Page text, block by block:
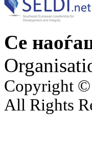
Се
Copyright ©
All Rights